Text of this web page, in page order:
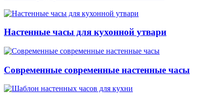
Настенные часы для кухонной утвари
Современные современные настенные часы